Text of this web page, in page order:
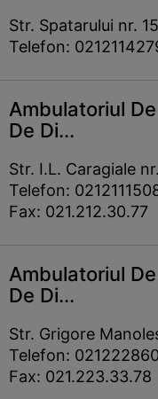
Str. Spatarului nr. 15
Telefon:
Ambulatoriul
De Di...
Str. I.L. Caragiale
Telefon:
Fax: 021.212.30.77
Ambulatoriul
De Di...
Str. Grigore
Telefon:
Fax: 021.223.33.78